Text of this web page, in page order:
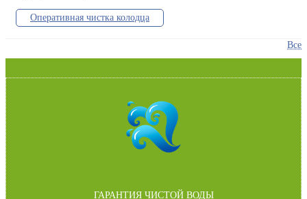
Оперативная чистка колодца
Переустановка сдвинувшихся колец
устранение падения воды в колодце
Все
ГАРАНТИЯ ЧИСТОЙ ВОДЫ